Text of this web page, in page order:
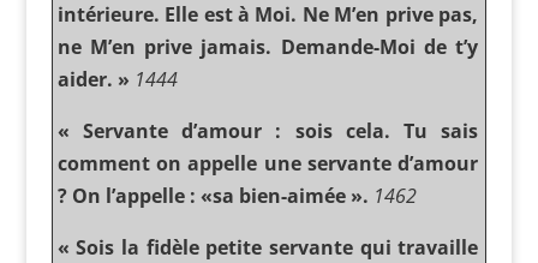
intérieure. Elle est à Moi. Ne M’en prive pas,
ne M’en prive jamais. Demande-Moi de t’y
aider. » 1444
« Servante d’amour : sois cela. Tu sais
comment on appelle une servante d’amour
? On l’appelle : «sa bien-aimée ». 1462
« Sois la fidèle petite servante qui travaille